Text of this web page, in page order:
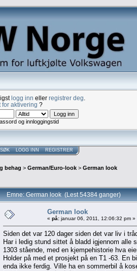
logg inn eller registrer deg
for aktivering ?
og innloggingstid
SØK LOGG INN REGISTRER
behag > German/Euro-look > German look
Emne: German look (Lest 54384 ganger)
German look
« på: januar 06, 2011, 12:06:32 pm »
Siden det var 120 dager siden det var liv i
Har i ledig stund sittet å bladd igjennom alle
1303 stående, med en kjempehistorie hva
Holder på med et prosjekt på en T1 -63. En
enda ikke ferdig. Ville ha en sommerbil å